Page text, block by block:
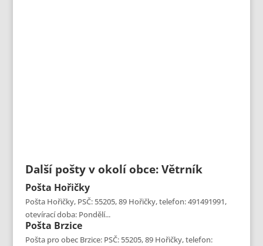
Další pošty v okolí obce: Větrník
Pošta Hořičky
Pošta Hořičky, PSČ: 55205, 89 Hořičky, telefon: 491491991,
otevírací doba: Pondělí...
Pošta Brzice
Pošta pro obec Brzice: PSČ: 55205, 89 Hořičky, telefon: